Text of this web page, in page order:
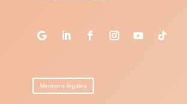
Mentions légales